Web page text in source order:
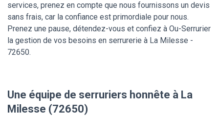
services, prenez en compte que nous fournissons un devis
sans frais, car la confiance est primordiale pour nous.
Prenez une pause, détendez-vous et confiez à Ou-Serrurier
la gestion de vos besoins en serrurerie à La Milesse -
72650.
Une équipe de serruriers honnête à La
Milesse (72650)